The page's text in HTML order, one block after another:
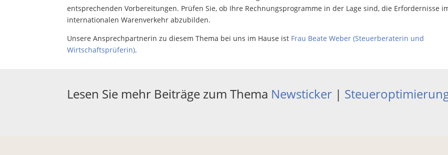
entsprechenden Vorbereitungen. Prüfen Sie, ob Ihre Rechnungsprogramme in der Lage sind, die Erfordernisse
internationalen Warenverkehr abzubilden.
Unsere Ansprechpartnerin zu diesem Thema bei uns im Hause ist Frau Beate Weber (Steuerberaterin und
Wirtschaftsprüferin).
Lesen Sie mehr Beiträge zum Thema Newsticker |